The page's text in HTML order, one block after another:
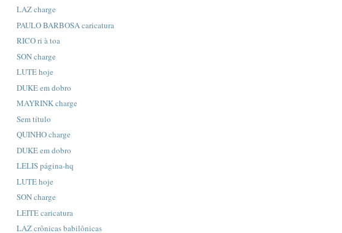
LAZ charge
PAULO BARBOSA caricatura
RICO ri à toa
SON charge
LUTE hoje
DUKE em dobro
MAYRINK charge
Sem título
QUINHO charge
DUKE em dobro
LELIS página-hq
LUTE hoje
SON charge
LEITE caricatura
LAZ crônicas babilônicas